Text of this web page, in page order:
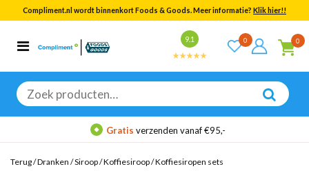
Compliment.nl wordt binnenkort Foods & Goods. Meer informatie? Klik hier!!
9.1 0 0
Zoeken
naar:
Categorieën
Bekijk alle resultaten
Gratis verzenden vanaf €95,-
Terug/Dranken /Siroop/Koffiesiroop/Koffiesiropen sets